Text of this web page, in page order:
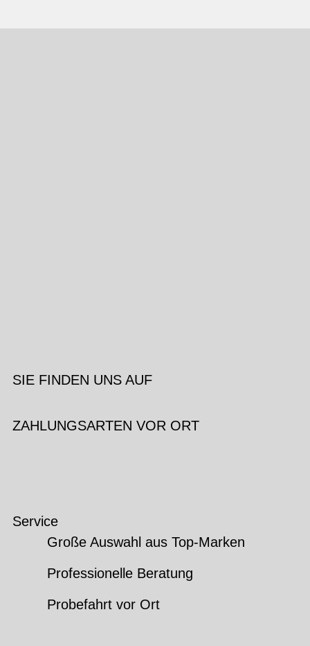
SIE FINDEN UNS AUF
ZAHLUNGSARTEN VOR ORT
Service
Große Auswahl aus Top-Marken
Professionelle Beratung
Probefahrt vor Ort